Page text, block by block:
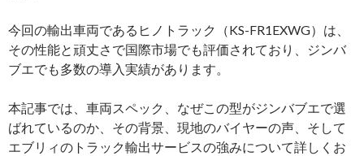
今回の輸出車両であるヒノトラック（KS-FR1EXWG）は、
その性能と頑丈さで国際市場でも評価されており、ジンバ
ブエでも多数の導入実績があります。
本記事では、車両スペック、なぜこの型がジンバブエで選
ばれているのか、その背景、現地のバイヤーの声、そして
エブリィのトラック輸出サービスの強みについて詳しくお